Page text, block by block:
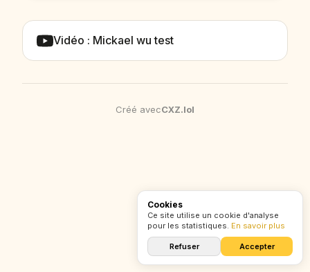
Vidéo : Mickael wu test
Créé avecCXZ.lol
Cookies
Ce site utilise un cookie d'analyse
pour les statistiques. En savoir plus
Refuser Accepter